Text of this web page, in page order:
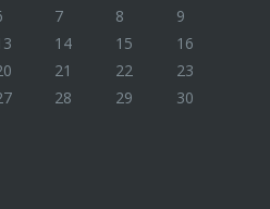
7 8
9
14 15
16
21 22
23
28 29
30